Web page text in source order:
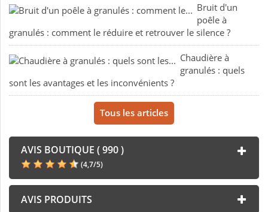
Bruit d'un
poêle à
granulés : comment le réduire et retrouver le silence ?
Chaudière à
granulés : quels
sont les avantages et les inconvénients ?
Tous les articles
AVIS BOUTIQUE ( 990 )
(4,7/5)
AVIS PRODUITS